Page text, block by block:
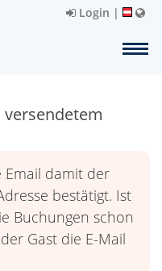
Login |
Email damit der
bestätigt. Ist
Buchungen schon
Gast die E-Mail